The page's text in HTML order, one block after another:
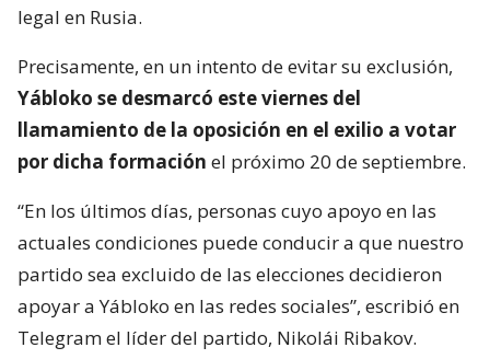
legal en Rusia.
Precisamente, en un intento de evitar su exclusión,
Yábloko se desmarcó este viernes del
llamamiento de la oposición en el exilio a votar
por dicha formación el próximo 20 de septiembre.
“En los últimos días, personas cuyo apoyo en las
actuales condiciones puede conducir a que nuestro
partido sea excluido de las elecciones decidieron
apoyar a Yábloko en las redes sociales”, escribió en
Telegram el líder del partido, Nikolái Ribakov.